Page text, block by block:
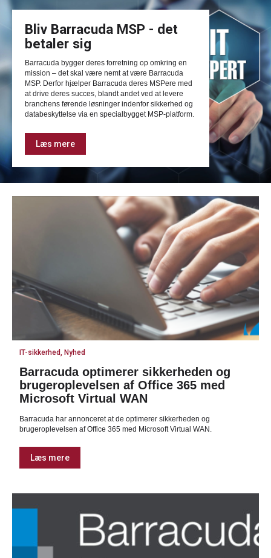
Bliv Barracuda MSP - det
betaler sig
Barracuda bygger deres forretning op omkring en
mission – det skal være nemt at være Barracuda
MSP. Derfor hjælper Barracuda deres MSPere med
at drive deres succes, blandt andet ved at levere
branchens førende løsninger indenfor sikkerhed og
databeskyttelse via en specialbygget MSP-platform.
Læs mere
IT-sikkerhed, Nyhed
Barracuda optimerer sikkerheden og
brugeroplevelsen af Office 365 med
Microsoft Virtual WAN
Barracuda har annonceret at de optimerer sikkerheden og
brugeroplevelsen af Office 365 med Microsoft Virtual WAN.
Læs mere